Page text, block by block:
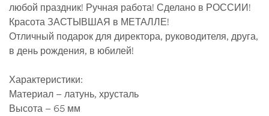
любой праздник! Ручная работа! Сделано в РОССИИ!
Красота ЗАСТЫВШАЯ в МЕТАЛЛЕ!
Отличный подарок для директора, руководителя, друга,
в день рождения, в юбилей!
Характеристики:
Материал – латунь, хрусталь
Высота – 65 мм